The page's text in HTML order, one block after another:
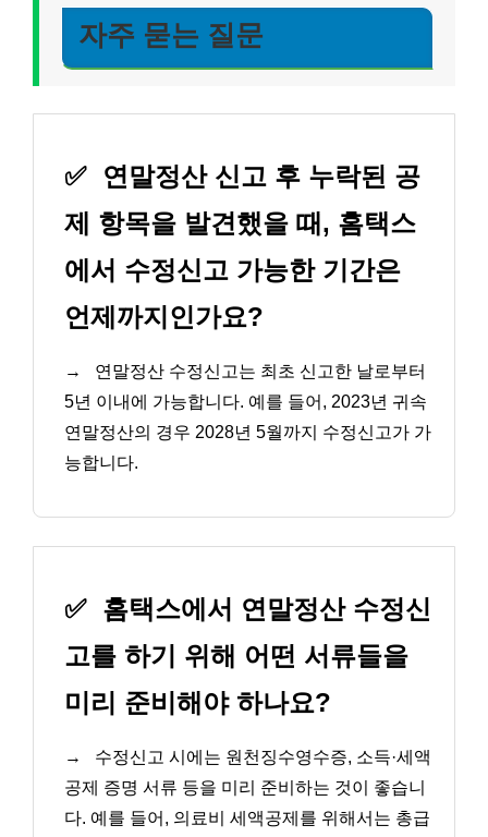
자주 묻는 질문
✅
연말정산 신고 후 누락된 공
제 항목을 발견했을 때, 홈택스
에서 수정신고 가능한 기간은
언제까지인가요?
→
연말정산 수정신고는 최초 신고한 날로부터
5년 이내에 가능합니다. 예를 들어, 2023년 귀속
연말정산의 경우 2028년 5월까지 수정신고가 가
능합니다.
✅ 홈택스에서 연말정산 수정신
고를 하기 위해 어떤 서류들을
미리 준비해야 하나요?
→
수정신고 시에는 원천징수영수증, 소득·세액
공제 증명 서류 등을 미리 준비하는 것이 좋습니
다. 예를 들어, 의료비 세액공제를 위해서는 총급